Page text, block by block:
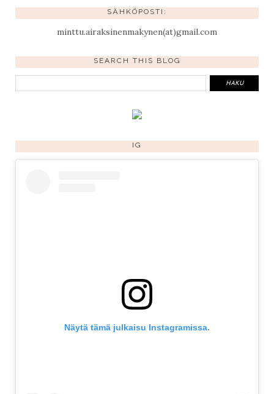
SÄHKÖPOSTI:
minttu.airaksinenmakynen(at)gmail.com
SEARCH THIS BLOG
IG
Näytä tämä julkaisu Instagramissa.